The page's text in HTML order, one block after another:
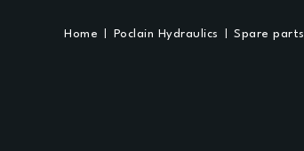
Home Poclain Hydraulics Spare parts